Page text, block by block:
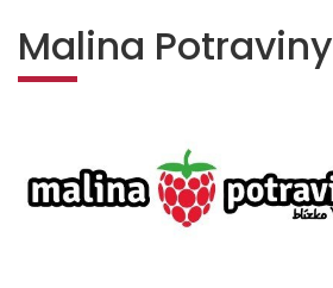
Malina Potraviny